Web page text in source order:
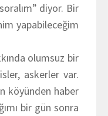
diyor. Bir
yapabileceğim
olumsuz bir
askerler var.
köyünden haber
bir gün sonra